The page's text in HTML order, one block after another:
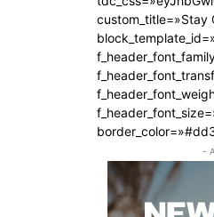
custom_title=»Stay
-